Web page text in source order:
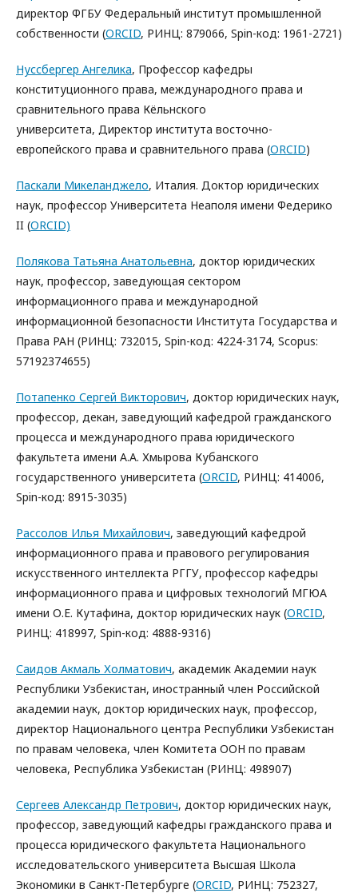
директор ФГБУ Федеральный институт промышленной
собственности (ORCID, РИНЦ: 879066, Spin-код: 1961-2721)
Нуссбергер Ангелика, Профессор кафедры
конституционного права, международного права и
сравнительного права Кёльнского
университета, Директор института восточно-
европейского права и сравнительного права (ORCID)
Паскали Микеланджело, Италия. Доктор юридических
наук, профессор Университета Неаполя имени Федерико
II (ORCID)
Полякова Татьяна Анатольевна, доктор юридических
наук, профессор, заведующая сектором
информационного права и международной
информационной безопасности Института Государства и
Права РАН (РИНЦ: 732015, Spin-код: 4224-3174, Scopus:
57192374655)
Потапенко Сергей Викторович, доктор юридических наук,
профессор, декан, заведующий кафедрой гражданского
процесса и международного права юридического
факультета имени А.А. Хмырова Кубанского
государственного университета (ORCID, РИНЦ: 414006,
Spin-код: 8915-3035)
Рассолов Илья Михайлович, заведующий кафедрой
информационного права и правового регулирования
искусственного интеллекта РГГУ, профессор кафедры
информационного права и цифровых технологий МГЮА
имени О.Е. Кутафина, доктор юридических наук (ORCID,
РИНЦ: 418997, Spin-код: 4888-9316)
Саидов Акмаль Холматович, академик Академии наук
Республики Узбекистан, иностранный член Российской
академии наук, доктор юридических наук, профессор,
директор Национального центра Республики Узбекистан
по правам человека, член Комитета ООН по правам
человека, Республика Узбекистан (РИНЦ: 498907)
Сергеев Александр Петрович, доктор юридических наук,
профессор, заведующий кафедры гражданского права и
процесса юридического факультета Национального
исследовательского университета Высшая Школа
Экономики в Санкт-Петербурге (ORCID, РИНЦ: 752327,